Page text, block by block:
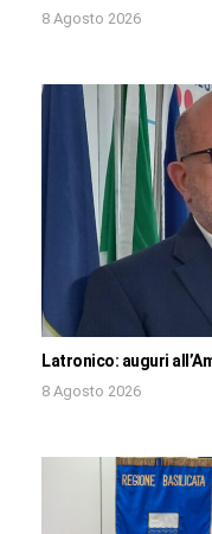
8 Agosto 2026
Latronico: auguri
8 Agosto 2026